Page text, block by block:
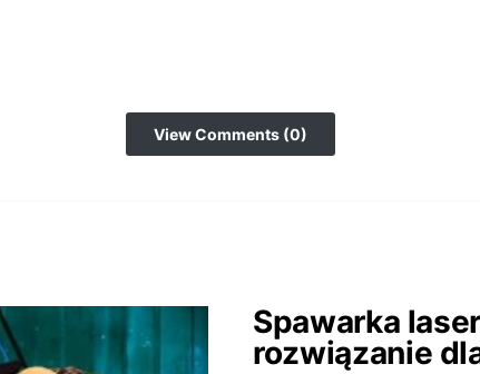
View Comments (0)
Spawarka
rozwiązanie